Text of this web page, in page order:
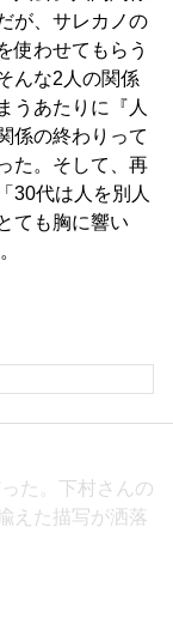
が、サレカノの
使わせてもらう
んな2人の関係
うあたりに『人
係の終わりって
た。そして、再
30代は人を別人
ても胸に響い
た。下村さんの
えた描写が洒落